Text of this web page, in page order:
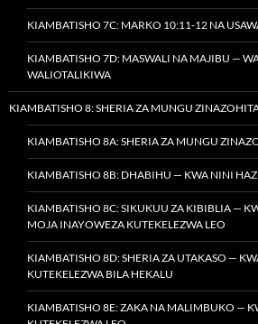
KIAMBATISHO 7C: MARKO 10:11-12 NA
KIAMBATISHO 7D: MASWALI NA MAJIBU —
WALIOTALIKIWA
KIAMBATISHO 8: SHERIA ZA MUNGU
KIAMBATISHO 8A: SHERIA ZA MUNGU
KIAMBATISHO 8B: DHABIHU — KWA NINI
KIAMBATISHO 8C: SIKUKUU ZA KIBIBLIA —
MOJA INAYOWEZA KUTEKELEZWA LEO
KIAMBATISHO 8D: SHERIA ZA UTAKASO —
KUTEKELEZWA BILA HEKALU
KIAMBATISHO 8E: ZAKA NA MALIMBUKO —